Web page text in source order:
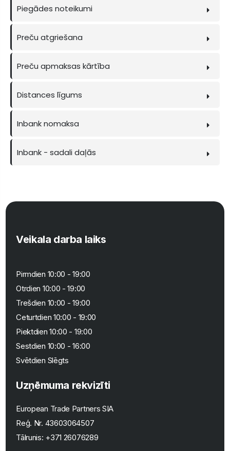
Piegādes noteikumi
Preču atgriešana
Preču apmaksas kārtība
Distances līgums
Inbank nomaksa
Inbank - sadali daļās
Veikala darba laiks
Pirmdien 10:00 - 19:00
Otrdien 10:00 - 19:00
Trešdien 10:00 - 19:00
Ceturtdien 10:00 - 19:00
Piektdien 10:00 - 19:00
Sestdien 10:00 - 16:00
Svētdien Slēgts
Uzņēmuma rekvizīti
European Trade Partners SIA
Reģ. Nr. 43603064507
Tālrunis: +371 26076289